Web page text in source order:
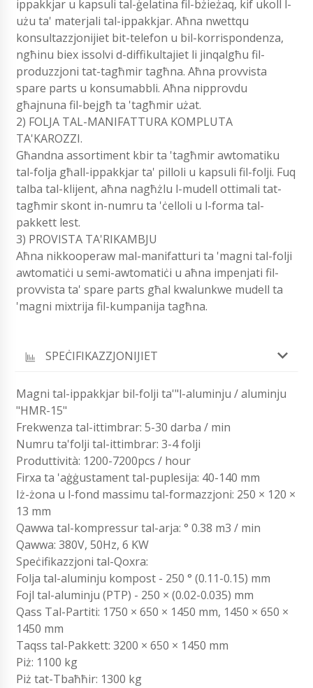
ippakkjar u kapsuli tal-ġelatina fil-bżieżaq, kif ukoll l-
użu ta' materjali tal-ippakkjar. Aħna nwettqu
konsultazzjonijiet bit-telefon u bil-korrispondenza,
ngħinu biex issolvi d-diffikultajiet li jinqalgħu fil-
produzzjoni tat-tagħmir tagħna. Aħna provvista
spare parts u konsumabbli. Aħna nipprovdu
għajnuna fil-bejgħ ta 'tagħmir użat.
2) FOLJA TAL-MANIFATTURA KOMPLUTA
TA'KAROZZI.
Għandna assortiment kbir ta 'tagħmir awtomatiku
tal-folja għall-ippakkjar ta' pilloli u kapsuli fil-folji. Fuq
talba tal-klijent, aħna nagħżlu l-mudell ottimali tat-
tagħmir skont in-numru ta 'ċelloli u l-forma tal-
pakkett lest.
3) PROVISTA TA'RIKAMBJU
Aħna nikkooperaw mal-manifatturi ta 'magni tal-folji
awtomatiċi u semi-awtomatiċi u aħna impenjati fil-
provvista ta' spare parts għal kwalunkwe mudell ta
'magni mixtrija fil-kumpanija tagħna.
SPEĊIFIKAZZJONIJIET
Magni tal-ippakkjar bil-folji ta'"l-aluminju / aluminju
"HMR-15"
Frekwenza tal-ittimbrar: 5-30 darba / min
Numru ta'folji tal-ittimbrar: 3-4 folji
Produttività: 1200-7200pcs / hour
Firxa ta 'aġġustament tal-puplesija: 40-140 mm
Iż-żona u l-fond massimu tal-formazzjoni: 250 × 120 ×
13 mm
Qawwa tal-kompressur tal-arja: ° 0.38 m3 / min
Qawwa: 380V, 50Hz, 6 KW
Speċifikazzjoni tal-Qoxra:
Folja tal-aluminju kompost - 250 ° (0.11-0.15) mm
Fojl tal-aluminju (PTP) - 250 × (0.02-0.035) mm
Qass Tal-Partiti: 1750 × 650 × 1450 mm, 1450 × 650 ×
1450 mm
Taqss tal-Pakkett: 3200 × 650 × 1450 mm
Piż: 1100 kg
Piż tat-Tbaħħir: 1300 kg